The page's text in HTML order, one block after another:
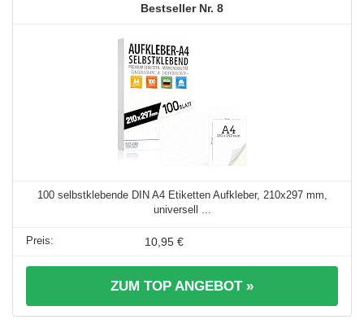
8
100 selbstklebende DIN A4 Etiketten Aufkleber, 210x297 mm,
universell ...
10,95 €
ZUM TOP ANGEBOT »